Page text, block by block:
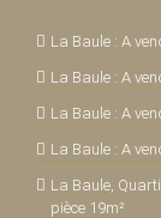
La Baule : A
La Baule : A
La Baule : A
La Baule : A
La Baule,
pièce 19m²